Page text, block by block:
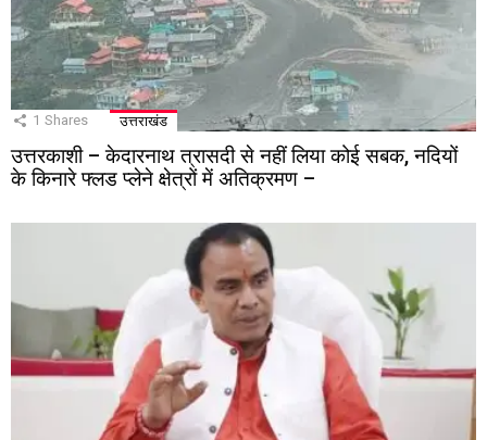
1 Shares उत्तराखंड
उत्तरकाशी – केदारनाथ त्रासदी से नहीं लिया कोई सबक, नदियों
के किनारे फ्लड प्लेने क्षेत्रों में अतिक्रमण –